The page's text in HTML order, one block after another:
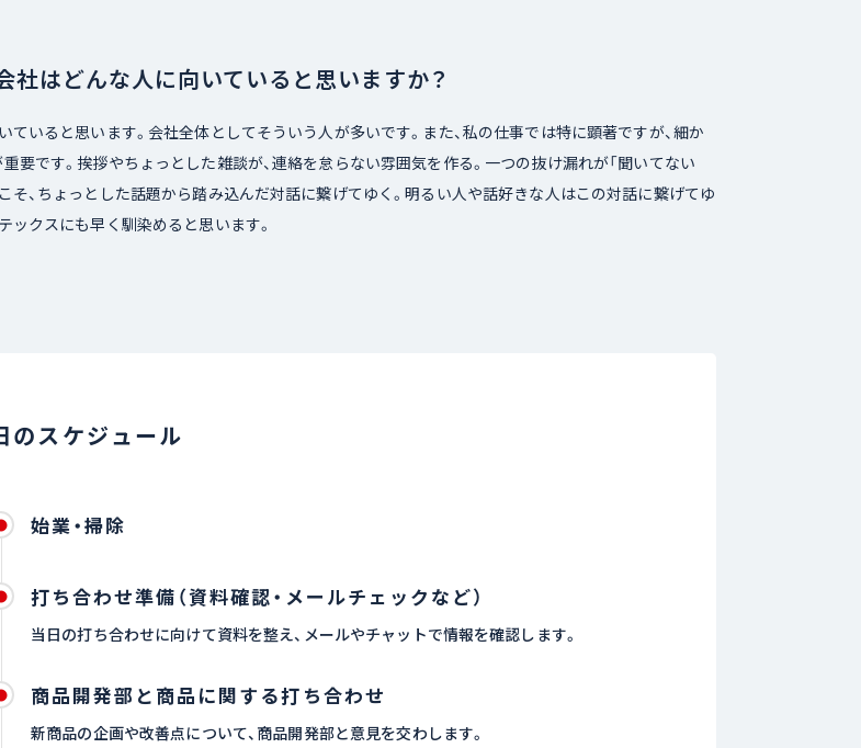
社はどんな人に向いていると思いますか？
ていると思います。会社全体としてそういう人が多いです。また、私の仕事では特に顕著ですが、細か
要です。挨拶やちょっとした雑談が、連絡を怠らない雰囲気を作る。一つの抜け漏れが「聞いてない
そ、ちょっとした話題から踏み込んだ対話に繋げてゆく。明るい人や話好きな人はこの対話に繋げてゆ
ックスにも早く馴染めると思います。
のスケジュール
始業・掃除
打ち合わせ準備（資料確認・メールチェックなど）
当日の打ち合わせに向けて資料を整え、メールやチャットで情報を確認します。
商品開発部と商品に関する打ち合わせ
新商品の企画や改善点について、商品開発部と意見を交わします。